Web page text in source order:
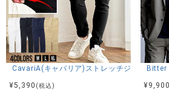
CavariA(キャバリア)ストレッチジョッパー
¥5,390 (税込)
Bitter
¥9,900